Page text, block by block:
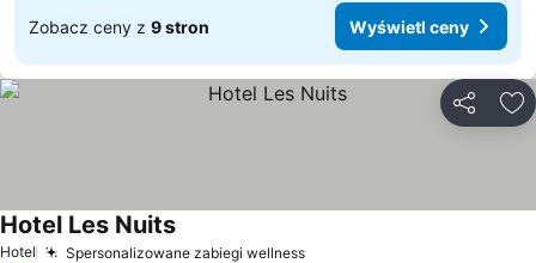
Zobacz ceny z 9 stron Wyświetl ceny
Hotel Spersonalizowane zabiegi wellness
Hotel Les Nuits